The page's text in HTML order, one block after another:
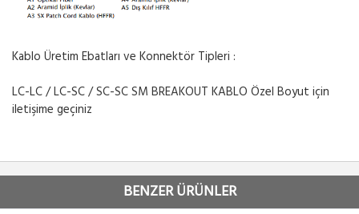
Kablo Üretim Ebatları ve Konnektör Tipleri :
LC-LC / LC-SC / SC-SC SM BREAKOUT KABLO Özel Boyut için
iletişime geçiniz
BENZER ÜRÜNLER